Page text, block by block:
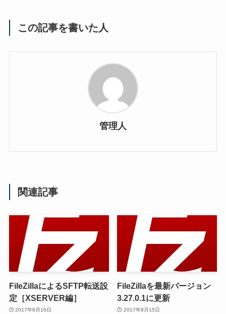
この記事を書いた人
管理人
関連記事
FileZillaによるSFTP転送設
定［XSERVER編］
2017年8月16日
FileZillaを最新バージョン
3.27.0.1に更新
2017年8月15日